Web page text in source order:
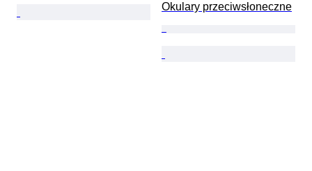
Okulary przeciwsłoneczne